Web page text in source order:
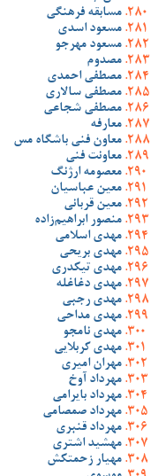
مسابقه فرهنگی
مسعود اسدی
مسعود مهرجو
مصدوم
مصطفی احمدی
مصطفی سالاری
مصطفی شجاعی
معارفه
معاون فنی باشگاه مس
معاونت فنی
معصومه ارژنگ
معین عباسیان
معین قربانی
منصور ابراهیم‌زاده
مهدی اسلامی
مهدی بریحی
مهدی تیکدری
مهدی دغاغله
مهدی رجبی
مهدی مداحی
مهدی نامجو
مهدی کربلایی
مهران امیری
مهرداد آوخ
مهرداد بایرامی
مهرداد صمصامی
مهرداد قنبری
مهشید اشتری
مهیار زحمتکش